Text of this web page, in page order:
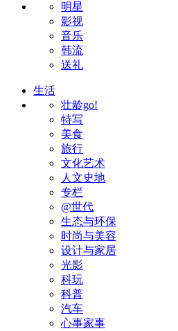
明星
影视
音乐
韩流
送礼
生活
壮龄go!
特写
美食
旅行
文化艺术
人文史地
专栏
@世代
生态与环保
时尚与美容
设计与家居
光影
科玩
科普
汽车
心事家事